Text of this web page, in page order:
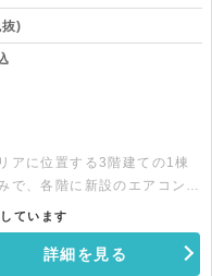
)
アに位置する3階建ての1棟
で、各階に新設のエアコンや
てはぜひお問い合わせくださ
21.31平米（6.44坪）、3
ています
詳細を見る